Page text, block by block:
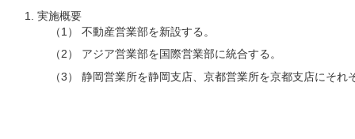
実施概要
（1） 不動産営業部を新設する。
（2） アジア営業部を国際営業部に統合する。
（3） 静岡営業所を静岡支店、京都営業所を京都支店にそれ